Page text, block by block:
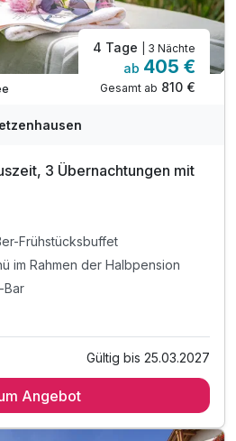
4 Tage | 3 Nächte
ab 405 €
Gesamt ab 810 €
3 Übernachtungen mit
Frühstücksbuffet
im Rahmen der Halbpension
Bar
Frühstücksbuffet
Gültig bis 25.03.2027
Angebot